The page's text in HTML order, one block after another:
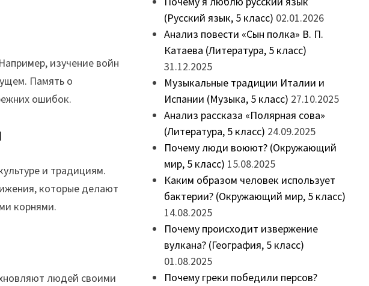
изучение войн
Память о
ошибок.
и традициям.
которые делают
корнями.
людей своими
(Русский язык, 5 класс) 02.01.2026
Анализ повести «Сын полка» В. П.
Катаева (Литература, 5 класс)
31.12.2025
Музыкальные традиции Италии и
Испании (Музыка, 5 класс) 27.10.2025
Анализ рассказа «Полярная сова»
(Литература, 5 класс) 24.09.2025
Почему люди воюют? (Окружающий
мир, 5 класс) 15.08.2025
Каким образом человек использует
бактерии? (Окружающий мир, 5 класс)
14.08.2025
Почему происходит извержение
вулкана? (География, 5 класс)
01.08.2025
Почему греки победили персов?